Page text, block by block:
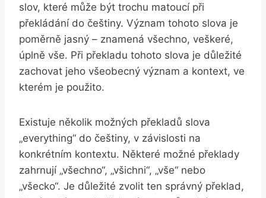
slov, které může být trochu matoucí při
překládání do češtiny. Význam tohoto slova je
poměrně jasný – znamená všechno, veškeré,
úplně vše. Při překladu tohoto slova je důležité
zachovat jeho všeobecný význam a kontext, ve
kterém je použito.
Existuje několik možných překladů slova
„everything“ do češtiny, v závislosti na
konkrétním kontextu. Některé možné překlady
zahrnují „všechno“, „všichni“, „vše“ nebo
„všecko“. Je důležité zvolit ten správný překlad,